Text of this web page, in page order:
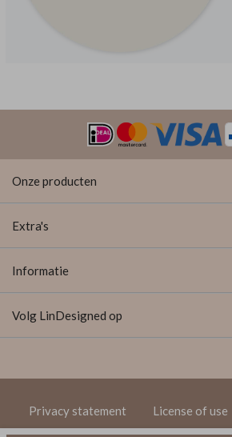
Onze producten
Extra's
Informatie
Volg LinDesigned op
Privacy statement License of use